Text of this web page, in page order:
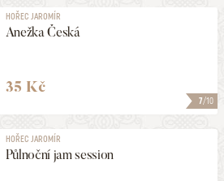
7/10
HOŘEC JAROMÍR
Anežka Česká
35 Kč
HOŘEC JAROMÍR
Půlnoční jam session